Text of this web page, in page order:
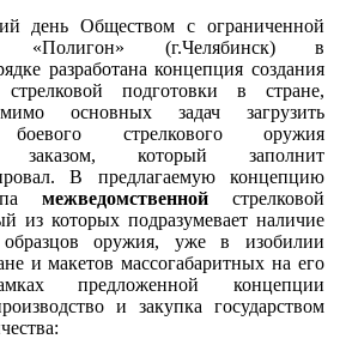
день Обществом с ограниченной
«Полигон» (г.Челябинск) в
разработана концепция создания
подготовки в стране,
основных задач загрузить
боевого стрелкового оружия
заказом, который заполнит
В предлагаемую концепцию
межведомственнойстрелковой
из которых подразумевает наличие
образцов оружия, уже в изобилии
и макетов массогабаритных на его
предложенной концепции
и закупка государством